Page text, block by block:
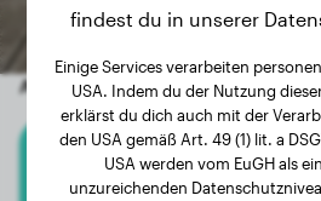
Andere zufällige Hunde
Border
findest du in unserer
Einige Services verarbeiten
USA. Indem du der Nutzung
erklärst du dich auch mit der
den USA gemäß Art. 49 (1) lit. a
USA werden vom EuGH als
unzureichenden